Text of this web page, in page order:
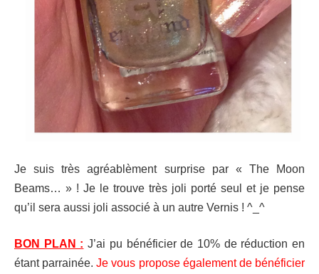
Je suis très agréablèment surprise par « The Moon
Beams… » ! Je le trouve très joli porté seul et je pense
qu’il sera aussi joli associé à un autre Vernis ! ^_^
BON PLAN : J’ai pu bénéficier de 10% de réduction en
étant parrainée.Je vous propose également de bénéficier